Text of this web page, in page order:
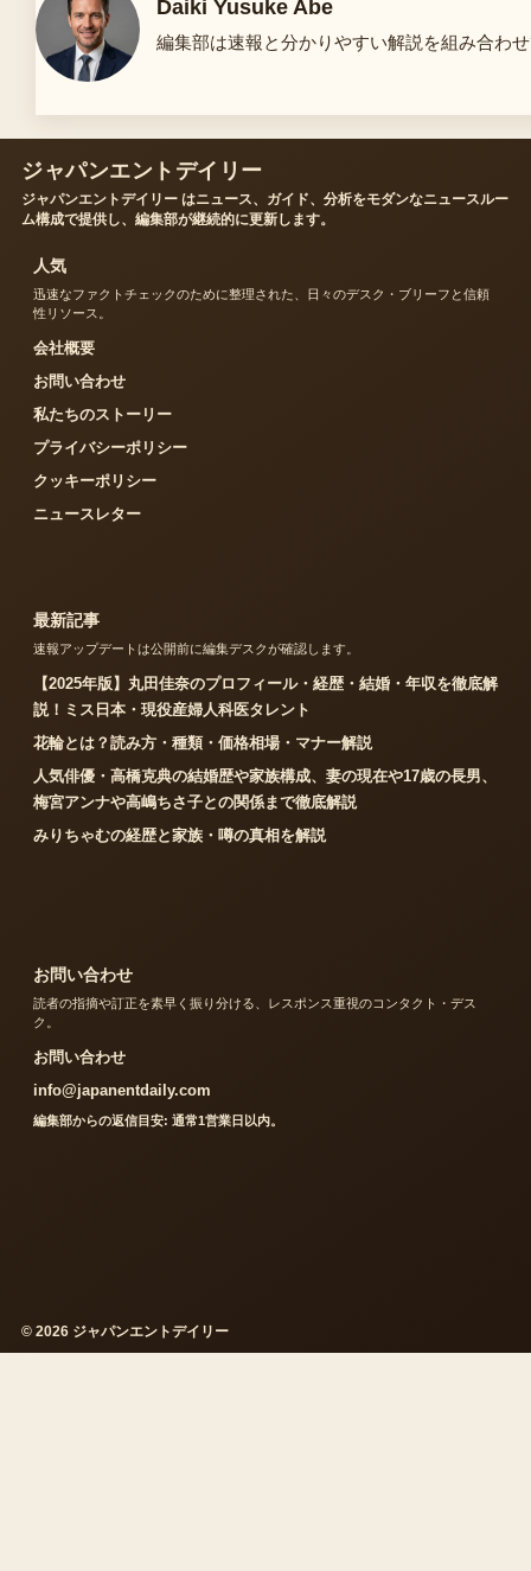
Daiki Yusuke Abe
編集部は速報と分かりやすい解説を組み合わ
ジャパンエントデイリー
ジャパンエントデイリー はニュース、ガイド、分析をモダンなニュースルー
ム構成で提供し、編集部が継続的に更新します。
人気
迅速なファクトチェックのために整理された、日々のデスク・ブリーフと信頼
性リソース。
会社概要
お問い合わせ
私たちのストーリー
プライバシーポリシー
クッキーポリシー
ニュースレター
最新記事
速報アップデートは公開前に編集デスクが確認します。
【2025年版】丸田佳奈のプロフィール・経歴・結婚・年収を徹底解
説！ミス日本・現役産婦人科医タレント
花輪とは？読み方・種類・価格相場・マナー解説
人気俳優・高橋克典の結婚歴や家族構成、妻の現在や17歳の長男、
梅宮アンナや高嶋ちさ子との関係まで徹底解説
みりちゃむの経歴と家族・噂の真相を解説
お問い合わせ
読者の指摘や訂正を素早く振り分ける、レスポンス重視のコンタクト・デス
ク。
お問い合わせ
info@japanentdaily.com
編集部からの返信目安: 通常1営業日以内。
© 2026 ジャパンエントデイリー